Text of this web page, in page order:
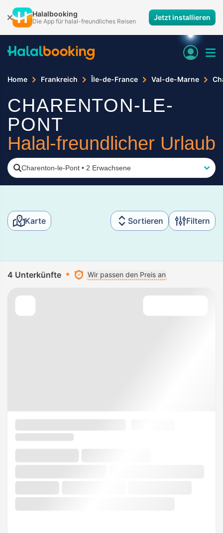
Halalbooking
Die App für halal-freundliches Reisen Jetzt installieren
Home Frankreich Île-de-France Val-de-Marne
CHARENTON-LE-
PONT
Halal-freundlicher Urlaub
Charenton-le-Pont • 2 Erwachsene
Karte Sortieren Filtern
4 Unterkünfte Wir passen den Preis an